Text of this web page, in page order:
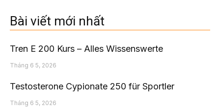
Bài viết mới nhất
Tren E 200 Kurs – Alles Wissenswerte
Tháng 6 5, 2026
Testosterone Cypionate 250 für Sportler
Tháng 6 5, 2026